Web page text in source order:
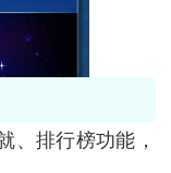
、排行榜功能，